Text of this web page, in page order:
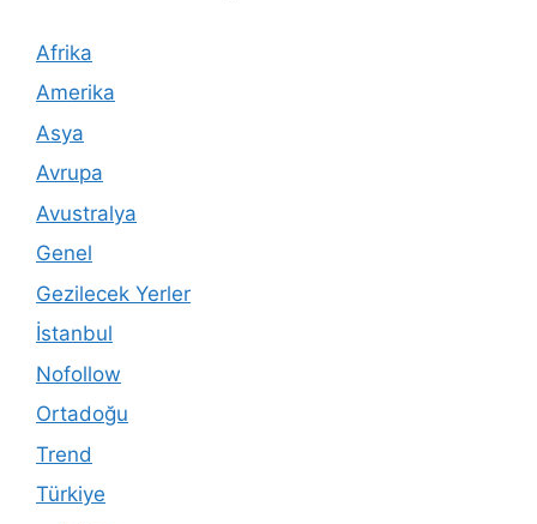
Afrika
Amerika
Asya
Avrupa
Avustralya
Genel
Gezilecek Yerler
İstanbul
Nofollow
Ortadoğu
Trend
Türkiye